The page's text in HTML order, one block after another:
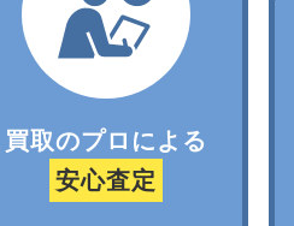
買取のプロによる
安心査定